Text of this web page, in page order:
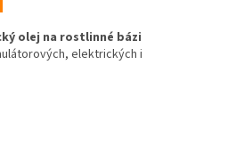
olej na rostlinné bázi
elektrických i